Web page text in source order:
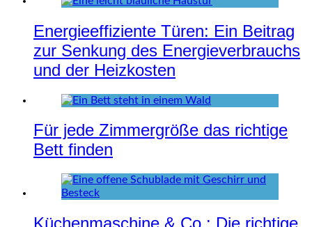
Energieeffiziente Türen: Ein Beitrag
zur Senkung des Energieverbrauchs
und der Heizkosten
Für jede Zimmergröße das richtige
Bett finden